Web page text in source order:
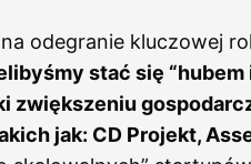
odegranie kluczowej
stać się
zwiększeniu
jak: CD Projekt,